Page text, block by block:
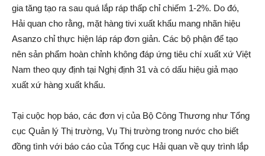
gia tăng tạo ra sau quá lắp ráp thấp chỉ chiếm 1-2%. Do đó,
Hải quan cho rằng, mặt hàng tivi xuất khẩu mang nhãn hiệu
Asanzo chỉ thực hiện láp ráp đơn giản. Các bộ phận để tạo
nên sản phẩm hoàn chỉnh không đáp ứng tiêu chí xuất xứ Việt
Nam theo quy định tại Nghị định 31 và có dấu hiệu giả mạo
xuất xứ hàng xuất khẩu.
Tại cuộc họp báo, các đơn vị của Bộ Công Thương như Tổng
cục Quản lý Thị trường, Vụ Thị trường trong nước cho biết
đồng tình với báo cáo của Tổng cục Hải quan về quy trình lắp